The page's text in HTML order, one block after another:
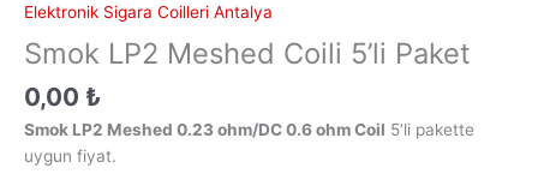
Elektronik Sigara Coilleri Antalya
Smok LP2 Meshed Coili 5’li Paket
0,00 ₺
Smok LP2 Meshed 0.23 ohm/DC 0.6 ohm Coil 5’li pakette
uygun fiyat.